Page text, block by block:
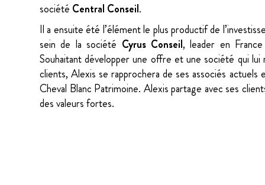
société Central Conseil.
Il a ensuite été l’élément le plus productif de
sein de la société Cyrus Conseil, leader en
Souhaitant développer une offre et une société qui
clients, Alexis se rapprochera de ses associés
Cheval Blanc Patrimoine. Alexis partage avec ses
des valeurs fortes.